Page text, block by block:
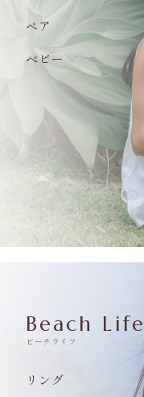
ペア
ベビー
Beach Life
ビーチライフ
リング